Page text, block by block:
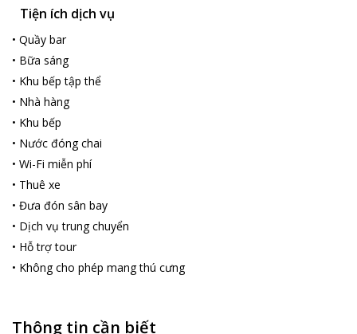
Tiện ích dịch vụ
• Quầy bar
• Bữa sáng
• Khu bếp tập thể
• Nhà hàng
• Khu bếp
• Nước đóng chai
• Wi-Fi miễn phí
• Thuê xe
• Đưa đón sân bay
• Dịch vụ trung chuyển
• Hỗ trợ tour
• Không cho phép mang thú cưng
Thông tin cần biết